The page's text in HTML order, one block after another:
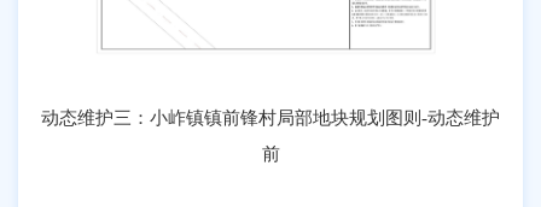
动态维护三：小岞镇镇前锋村局部地块规划图则-动态维护
前